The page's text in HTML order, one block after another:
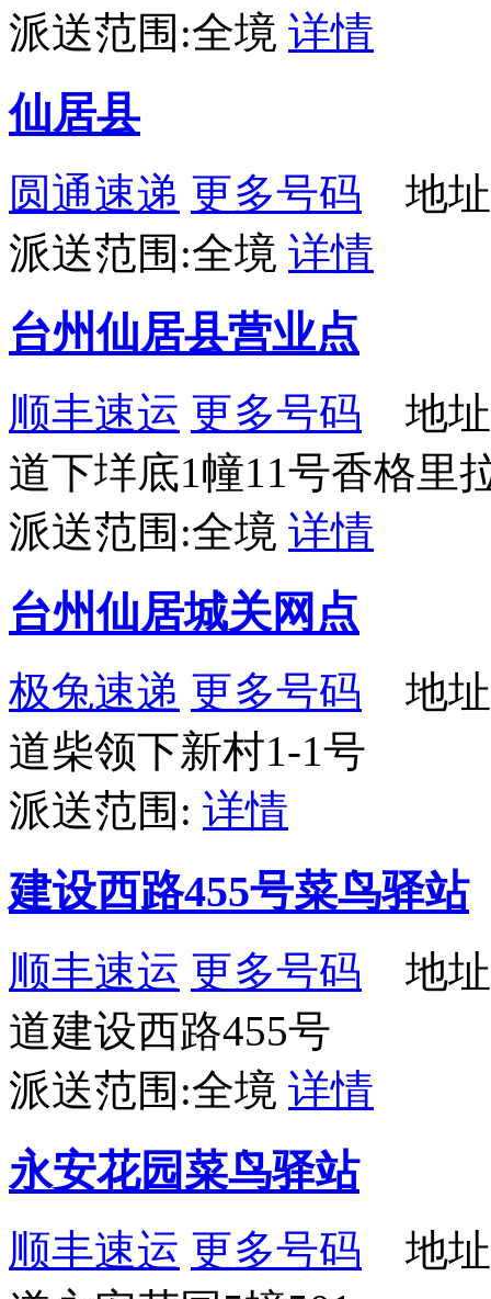
派送范围:全境 详情
仙居县
圆通速递 更多号码 地址
派送范围:全境 详情
台州仙居县营业点
顺丰速运 更多号码 地址
道下垟底1幢11号香格里
派送范围:全境 详情
台州仙居城关网点
极兔速递 更多号码 地址
道柴领下新村1-1号
派送范围: 详情
建设西路455号菜鸟驿站
顺丰速运 更多号码 地址
道建设西路455号
派送范围:全境 详情
永安花园菜鸟驿站
顺丰速运 更多号码 地址